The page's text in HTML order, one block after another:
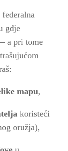
federalna
gdje
a pri tome
mapu,
koristeći
oružja),